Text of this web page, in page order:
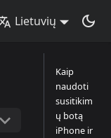
Lietuvių
Kaip
naudoti
susitikim
ų botą
iPhone ir